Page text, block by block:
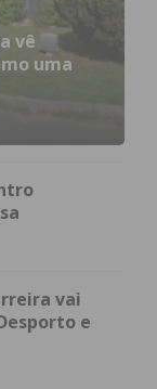
vê
uma
vai
e